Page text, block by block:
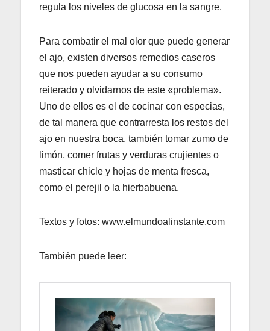
regula los niveles de glucosa en la sangre.
Para combatir el mal olor que puede generar
el ajo, existen diversos remedios caseros
que nos pueden ayudar a su consumo
reiterado y olvidarnos de este «problema».
Uno de ellos es el de cocinar con especias,
de tal manera que contrarresta los restos del
ajo en nuestra boca, también tomar zumo de
limón, comer frutas y verduras crujientes o
masticar chicle y hojas de menta fresca,
como el perejil o la hierbabuena.
Textos y fotos: www.elmundoalinstante.com
También puede leer: